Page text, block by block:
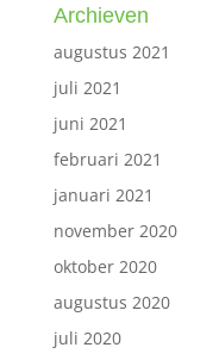
Archieven
augustus 2021
juli 2021
juni 2021
februari 2021
januari 2021
november 2020
oktober 2020
augustus 2020
juli 2020